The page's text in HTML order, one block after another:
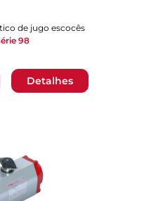
Detalhes
de jugo escocês
98